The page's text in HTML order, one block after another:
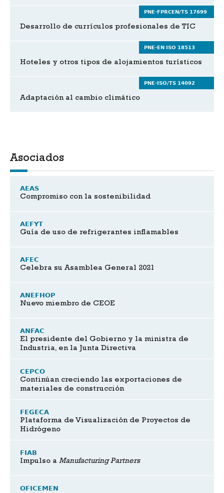
PNE-FPRCEN/TS 17699
Desarrollo de currículos profesionales de TIC
PNE-EN ISO 18513
Hoteles y otros tipos de alojamientos turísticos
PNE-ISO/TS 14092
Adaptación al cambio climático
Asociados
AEAS
Compromiso con la sostenibilidad
AEFYT
Guía de uso de refrigerantes inflamables
AFEC
Celebra su Asamblea General 2021
ANEFHOP
Nuevo miembro de CEOE
ANFAC
El presidente del Gobierno y la ministra de
Industria, en la Junta Directiva
CEPCO
Continúan creciendo las exportaciones de
materiales de construcción
FEGECA
Plataforma de Visualización de Proyectos de
Hidrógeno
FIAB
Impulso a Manufacturing Partners
OFICEMEN